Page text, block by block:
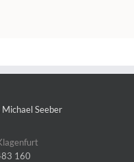
Seeber
160